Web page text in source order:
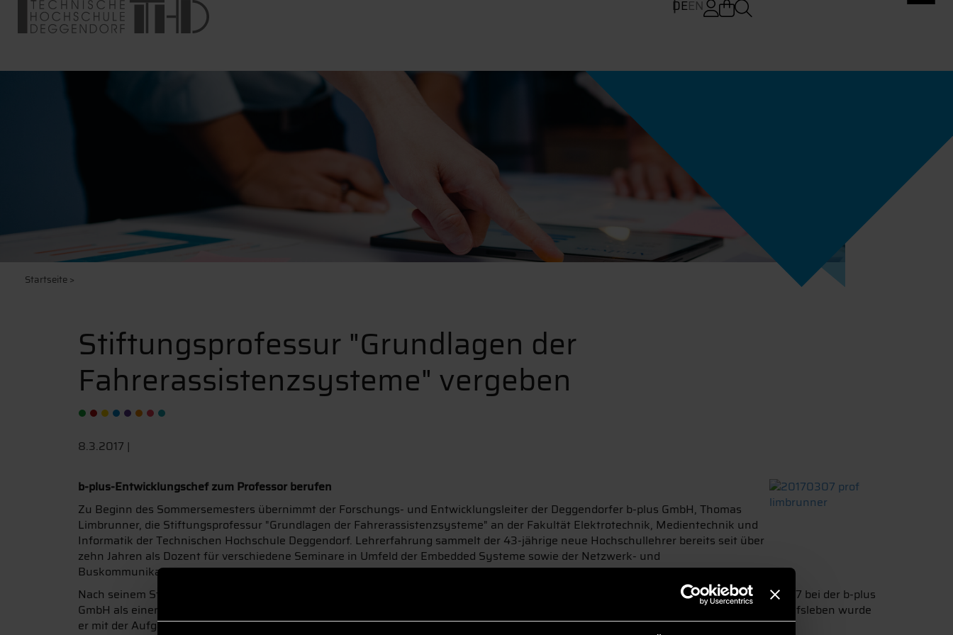
DEEN
Startseite>
Stiftungsprofessur "Grundlagen der
Fahrerassistenzsysteme" vergeben
8.3.2017 |
b-plus-Entwicklungschef zum Professor berufen
Zu Beginn des Sommersemesters übernimmt der Forschungs- und Entwicklungsleiter der Deggendorfer b-plus GmbH, Thomas
Limbrunner, die Stiftungsprofessur "Grundlagen der Fahrerassistenzsysteme" an der Fakultät Elektrotechnik, Medientechnik und
Informatik der Technischen Hochschule Deggendorf. Lehrerfahrung sammelt der 43-jährige neue Hochschullehrer bereits seit über
zehn Jahren als Dozent für verschiedene Seminare in Umfeld der Embedded Systeme sowie der Netzwerk- und
Buskommunikationstechnik im Rahmen der Weiterbildung für Fach- und Führungskräfte.
Nach seinem Studium der Elektrotechnik an der Hochschule für angewandte Wissenschaften Landshut begann Thomas Limbrunner 1997 bei der b-plus
GmbH als einer der ersten Mitarbeiter mit der Entwicklung von (hardwarenaher) Software. Bereits zwei Jahre nach dem Einstieg ins Berufsleben wurde
er mit der Aufgabe des Entwicklungsleiters betraut.